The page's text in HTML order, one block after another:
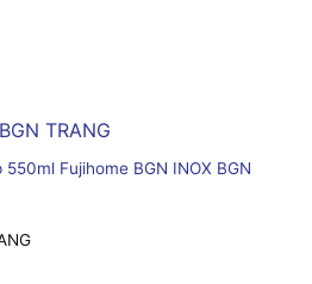
Fujihome BGN INOX BGN